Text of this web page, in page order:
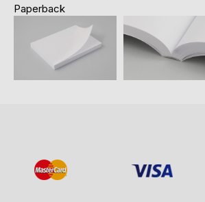
Paperback